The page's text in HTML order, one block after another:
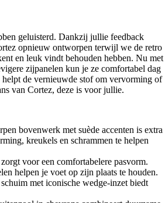
geluisterd. Dankzij jullie feedback
opnieuw ontworpen terwijl we de retro
en leuk vindt behouden hebben. Nu met
zijpanelen kun je ze comfortabel dag
de vernieuwde stof om vervorming of
van Cortez, deze is voor jullie.
bovenwerk met suède accenten is extra
kreukels en schrammen te helpen
voor een comfortabelere pasvorm.
helpen je voet op zijn plaats te houden.
met iconische wedge-inzet biedt